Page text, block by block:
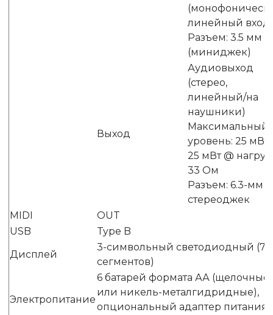
линейный вход)
Разъем: 3.5 мм
(миниджек)
Выход
Аудиовыход
(стерео,
линейный/на
наушники)
Максимальный
уровень: 25 мВт
25 мВт @
33 Ом
Разъем: 6.3-мм
стереоджек
MIDI
OUT
USB
Type B
Дисплей
3-символьный светодиодный (7
сегментов)
Электропитание
6 батарей формата АА (щелочные
или никель-металгидридные),
опциональный адаптер питания